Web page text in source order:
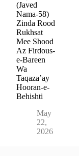
(Javed
Nama-58)
Zinda Rood
Rukhsat
Mee Shood
Az Firdous-
e-Bareen
Wa
Taqaza’ay
Hooran-e-
Behishti
May
22,
2026